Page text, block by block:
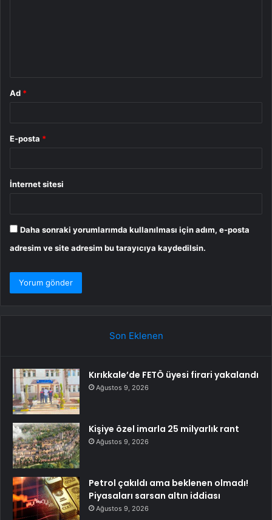
Ad *
E-posta *
İnternet sitesi
Daha sonraki yorumlarımda kullanılması için adım, e-posta
adresim ve site adresim bu tarayıcıya kaydedilsin.
Son Eklenen
Kırıkkale’de FETÖ üyesi firari yakalandı
Ağustos 9, 2026
Kişiye özel imarla 25 milyarlık rant
Ağustos 9, 2026
Petrol çakıldı ama beklenen olmadı!
Piyasaları sarsan altın iddiası
Ağustos 9, 2026